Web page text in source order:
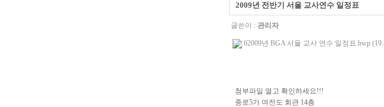
2009년 전반기 서울 교사연수 일정표
글쓴이 : 관리자
62009년 BGA 서울 교사 연수 일정표.hwp
첨부파일 열고 확인하세요!!!
종로5가 여전도 회관 14층